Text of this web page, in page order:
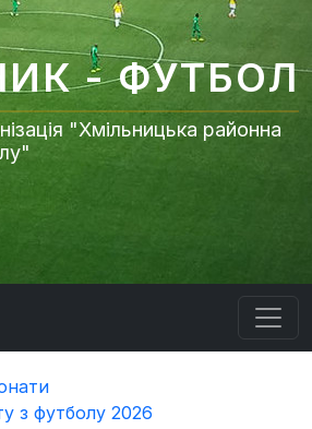
- ФУТБОЛ
"Хмільницька районна
з футболу 2026